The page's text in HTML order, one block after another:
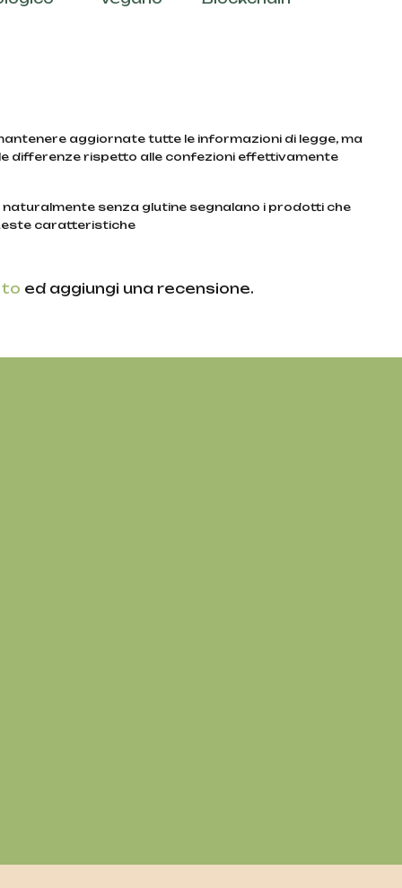
aggiornate tutte le informazioni di legge, ma
differenze rispetto alle confezioni effettivamente
senza glutine segnalano i prodotti che
caratteristiche
ed aggiungi una recensione.